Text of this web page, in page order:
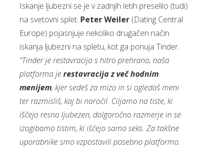
Iskanje ljubezni se je v zadnjih letih preselilo (tudi)
na svetovni splet. Peter Weiler (Dating Central
Europe) pojasnjuje nekoliko drugačen način
iskanja ljubezni na spletu, kot ga ponuja Tinder.
"Tinder je restavracija s hitro prehrano, naša
platforma jerestavracija z več hodnim
menijem, kjer sedeš za mizo in si ogledaš meni
ter razmisliš, kaj bi naročil. Ciljamo na tiste, ki
iščejo resno ljubezen, dolgoročno razmerje in se
izogibamo tistim, ki iščejo samo seks. Za takšne
uporabnike smo vzpostavili posebno platformo.